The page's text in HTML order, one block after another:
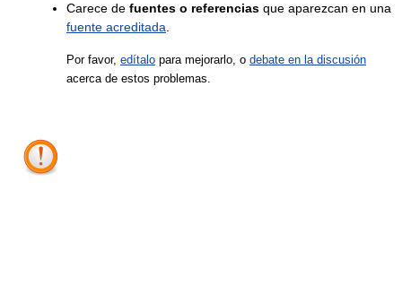
Carece de fuentes o referencias que aparezcan en una
fuente acreditada
Por favor, edítalo para mejorarlo, o debate en la discusión
acerca de estos problemas.